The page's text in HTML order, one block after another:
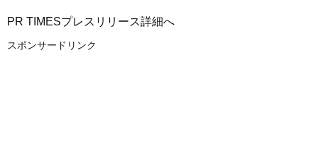
PR TIMESプレスリリース詳細へ
スポンサードリンク